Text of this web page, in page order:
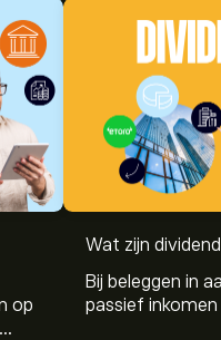
op
Wat zijn
Bij beleggen in
passief